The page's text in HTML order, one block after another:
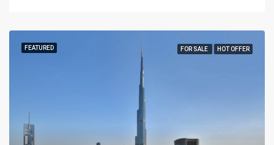
FEATURED FOR SALE HOT OFFER